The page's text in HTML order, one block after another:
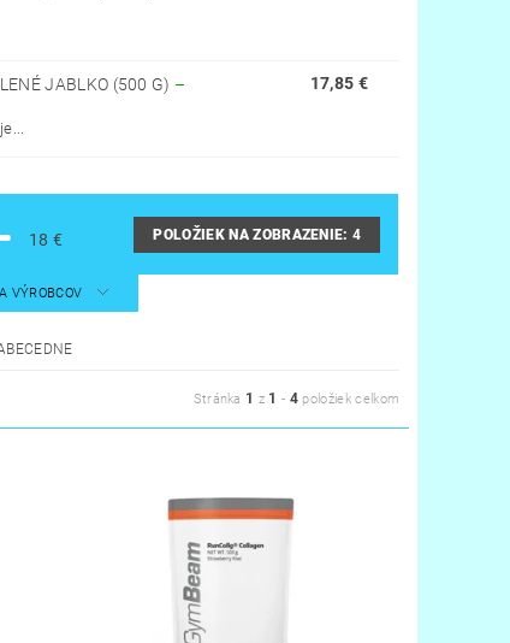
JABLKO (500 G) –
17,85 €
18 € POLOŽIEK NA ZOBRAZENIE:4
VÝROBCOV
Stránka 1 z 1 - 4 položiek celkom